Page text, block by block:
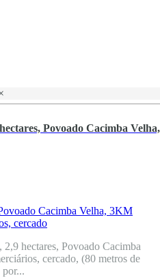
Povoado Cacimba Velha,
hectares, Povoado Cacimba
cercado, (80 metros de
por...